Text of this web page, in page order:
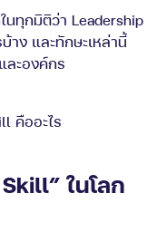
นทุกมิติว่า Leadership
าง และทักษะเหล่านี้
ละองค์กร
ในโลก